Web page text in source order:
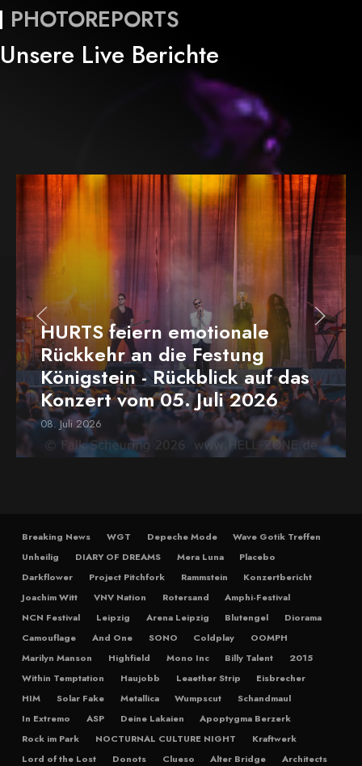
PHOTOREPORTS
Unsere Live Berichte
HURTS feiern emotionale
Rückkehr an die Festung
Königstein - Rückblick auf das
Konzert vom 05. Juli 2026
08. Juli 2026
Breaking News WGT Depeche Mode
Wave Gotik Treffen
Unheilig
DIARY OF DREAMS Mera Luna
Placebo
Darkflower
Project Pitchfork Rammstein
Konzertbericht
Joachim Witt
VNV Nation Rotersand
Amphi-Festival
NCN Festival
Leipzig Arena Leipzig Blutengel
Diorama
Camouflage
And One SONO Coldplay
OOMPH
Marilyn Manson
Highfield Mono Inc Billy Talent
2015
Within Temptation
Haujobb Leaether Strip
Eisbrecher
HIM
Solar Fake Metallica Wumpscut
Schandmaul
In Extremo
ASP Deine Lakaien
Apoptygma Berzerk
Rock im Park
NOCTURNAL CULTURE NIGHT
Kraftwerk
Lord of the Lost
Donots Clueso Alter Bridge
Architects